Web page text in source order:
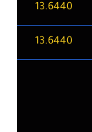
13.6440
13.6440